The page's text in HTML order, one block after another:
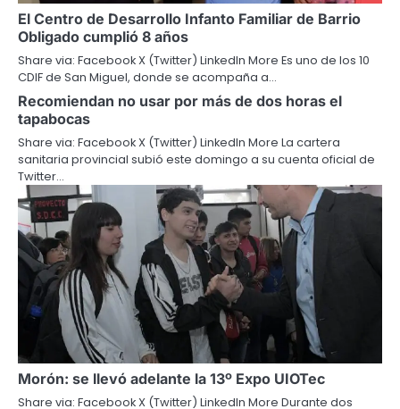
El Centro de Desarrollo Infanto Familiar de Barrio
Obligado cumplió 8 años
Share via: Facebook X (Twitter) LinkedIn More Es uno de los 10
CDIF de San Miguel, donde se acompaña a…
Recomiendan no usar por más de dos horas el
tapabocas
Share via: Facebook X (Twitter) LinkedIn More La cartera
sanitaria provincial subió este domingo a su cuenta oficial de
Twitter…
Morón: se llevó adelante la 13º Expo UIOTec
Share via: Facebook X (Twitter) LinkedIn More Durante dos